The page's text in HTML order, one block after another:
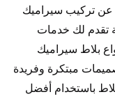
إذا كنت تبحث عن تركيب سيراميك
تقدم لك خدمات
بلاط سيراميك
مبتكرة وفريدة
باستخدام أفضل